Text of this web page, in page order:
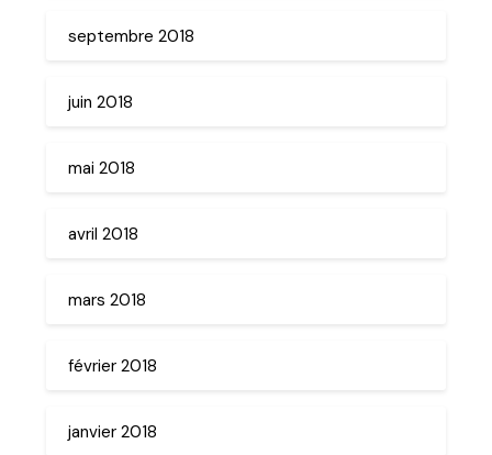
septembre 2018
juin 2018
mai 2018
avril 2018
mars 2018
février 2018
janvier 2018